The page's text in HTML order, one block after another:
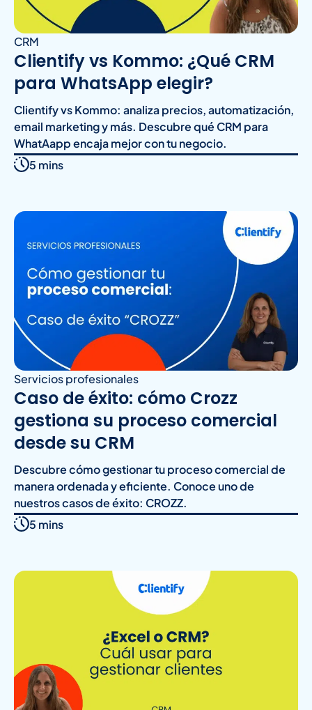
CRM
Clientify vs Kommo: ¿Qué CRM
para WhatsApp elegir?
Clientify vs Kommo: analiza precios, automatización,
email marketing y más. Descubre qué CRM para
WhatAapp encaja mejor con tu negocio.
5 mins
Servicios profesionales
Caso de éxito: cómo Crozz
gestiona su proceso comercial
desde su CRM
Descubre cómo gestionar tu proceso comercial de
manera ordenada y eficiente. Conoce uno de
nuestros casos de éxito: CROZZ.
5 mins